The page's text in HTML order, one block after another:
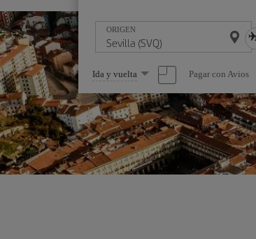
ORIGEN
Seleccione
una
opción
Ida y vuelta Pagar con Avios